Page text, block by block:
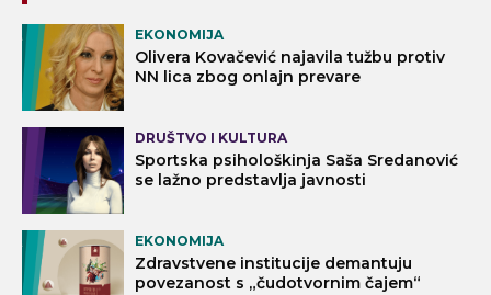
EKONOMIJA
Olivera Kovačević najavila tužbu protiv
NN lica zbog onlajn prevare
DRUŠTVO I KULTURA
Sportska psihološkinja Saša Sredanović
se lažno predstavlja javnosti
EKONOMIJA
Zdravstvene institucije demantuju
povezanost s „čudotvornim čajem“